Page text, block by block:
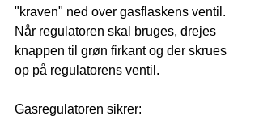
"kraven" ned over gasflaskens ventil.
Når regulatoren skal bruges, drejes
knappen til grøn firkant og der skrues
op på regulatorens ventil.
Gasregulatoren sikrer: